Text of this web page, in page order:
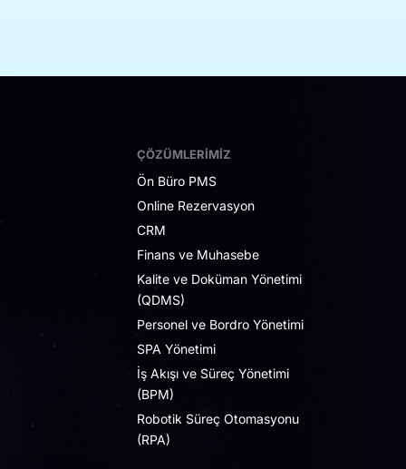
ÇÖZÜMLERIMIZ
Ön Büro PMS
Online Rezervasyon
CRM
Finans ve Muhasebe
Kalite ve Doküman Yönetimi
(QDMS)
Personel ve Bordro Yönetimi
SPA Yönetimi
İş Akışı ve Süreç Yönetimi
(BPM)
Robotik Süreç Otomasyonu
(RPA)